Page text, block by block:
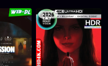
60 FPS
1080p REMUX
2026